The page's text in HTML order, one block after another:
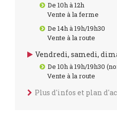
De 10h à 12h
Vente à la ferme
De 14h à 19h/19h30
Vente à la route
Vendredi, samedi,
De 10h à 19h/19h30
Vente à la route
Plus d'infos et plan